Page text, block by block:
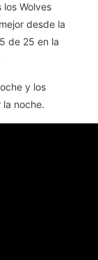
Wolves
desde la
de 25 en la
y los
noche.